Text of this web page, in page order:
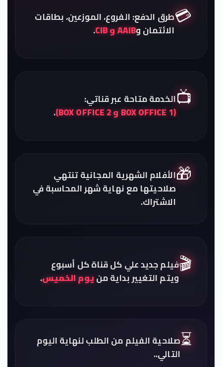
💳طرق الدفع: الفروع، الموزعين، بطاقات
الائتمان وAAIB و CIB .
📺الخدمة متاحة عبر قناتي:
(BOX OFFICE 1 و BOX OFFICE 2)
.
🎁الأفلام الشهرية المجانية تنتهي
صلاحيتها مع نهاية شهر المحاسبة في
الاشتراك.
🎬فيلم جديد علي كل قناة كل أسبوع
ويتم التغيير بداية منيوم الخميس.
⏳صلاحية الفيلم من الطلب لنهاية اليوم
التالي..